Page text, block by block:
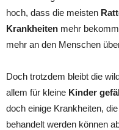
hoch, dass die meisten
Krankheiten mehr
mehr an den Menschen
Doch trotzdem bleibt die
allem für kleine Kinder
doch einige Krankheiten,
behandelt werden können